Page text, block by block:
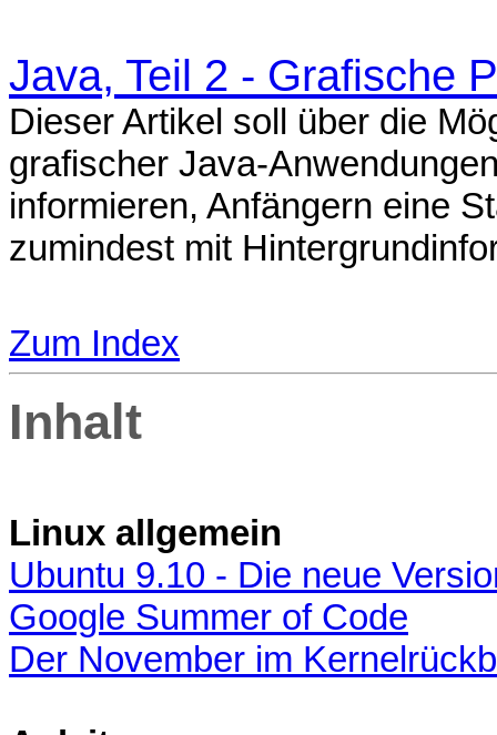
Java, Teil 2 - Grafische
Dieser Artikel soll über die
grafischer Java-
informieren, Anfängern eine
zumindest mit
Zum Index
Inhalt
Linux allgemein
Ubuntu 9.10 - Die neue
Google Summer of Code
Der November im